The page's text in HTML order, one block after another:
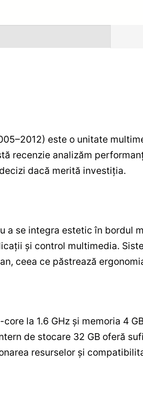
este o unitate
recenzie analizăm
dacă merită investiția.
se integra estetic în bordul
și control multimedia.
ceea ce păstrează
la 1.6 GHz și memoria 4
de stocare 32 GB oferă
resurselor și